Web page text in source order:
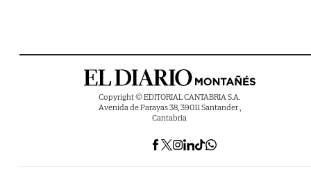
Copyright © EDITORIAL CANTABRIA S.A.
Avenida de Parayas 38, 39011 Santander ,
Cantabria